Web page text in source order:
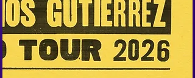
Espacio Patrocinado